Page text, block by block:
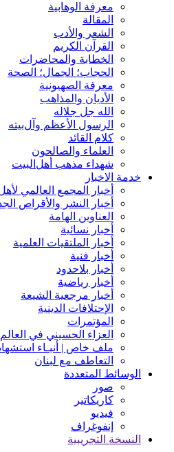
معرفة الوهابية
المقالة
الشعر والأدب
القرآن الکریم
الخطابة والمحاضرات
الحجاب؛ الجمال؛ الصحة
معرفة الصهيونية
الأديان والمذاهب
الله جل جلاله
الرسول الأعظم وآل‌بیته
کلام القائد
العلماء والصالحون
شهداء مذهب أهل‌‏البیت
خدمة الاخبار
أخبار المجمع العالمي
أخبار النشر والأقراص
العناوين الهامة
أخبار نسائیة
أخبار الملتقيات العلمية
أخبار فنیة
أخبار بلاحدود
أخبار رياضية
أخبار مرجعیة الشیعة
الإحتلافات الدينية
المؤتمرات
العزاء الحسيني في العالم
ملف خاص | أنبـاء
التعاطف مع لبنان
الوسائط المتعددة
صور
کاریکاتیر
فیدیو
إنفوغراف
النسخة التجريبية